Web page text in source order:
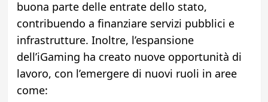
buona parte delle entrate dello stato,
contribuendo a finanziare servizi pubblici e
infrastrutture. Inoltre, l’espansione
dell’iGaming ha creato nuove opportunità di
lavoro, con l’emergere di nuovi ruoli in aree
come: